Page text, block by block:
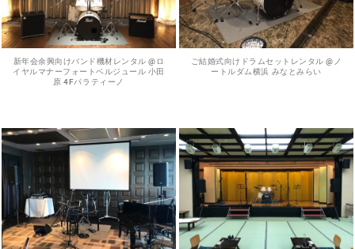
新年会余興向けバンド機材レンタル @ロ
イヤルマナーフォートベルジュール 小田
原 4Fパラティーノ
ご結婚式向けドラムセットレンタル @ノ
ートルダム横浜 みなとみらい